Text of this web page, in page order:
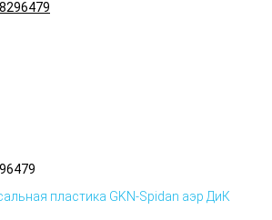
пластика GKN-Spidan аэр ДиК